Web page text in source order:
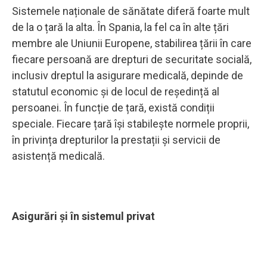
Sistemele naționale de sănătate diferă foarte mult
de la o țară la alta. În Spania, la fel ca în alte țări
membre ale Uniunii Europene, stabilirea țării în care
fiecare persoană are drepturi de securitate socială,
inclusiv dreptul la asigurare medicală, depinde de
statutul economic și de locul de reședință al
persoanei. În funcție de țară, există condiții
speciale. Fiecare țară își stabilește normele proprii,
în privința drepturilor la prestații și servicii de
asistență medicală.
Asigurări și în sistemul privat